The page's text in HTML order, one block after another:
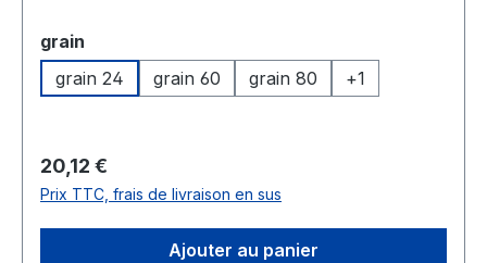
Sélectionnez
grain
grain 24
grain 60 grain 80 +1
Prix régulier :
20,12 €
Prix TTC, frais de livraison en sus
Ajouter au panier